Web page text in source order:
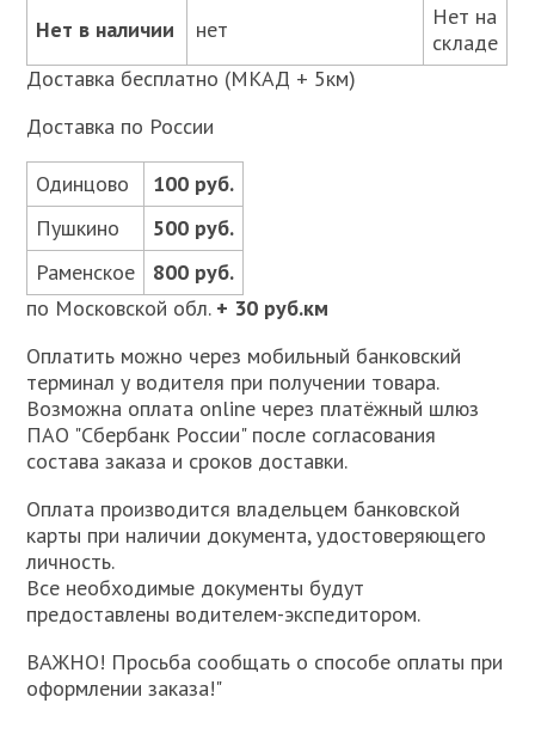
Нет в наличии нет
Нет на
складе
Доставка бесплатно (МКАД + 5км)
Доставка по России
Одинцово
100 руб.
Пушкино
500 руб.
Раменское
800 руб.
по Московской обл. + 30 руб.км
Оплатить можно через мобильный банковский
терминал у водителя при получении товара.
Возможна оплата online через платёжный шлюз
ПАО "Сбербанк России" после согласования
состава заказа и сроков доставки.
Оплата производится владельцем банковской
карты при наличии документа, удостоверяющего
личность.
Все необходимые документы будут
предоставлены водителем-экспедитором.
ВАЖНО! Просьба сообщать о способе оплаты при
оформлении заказа!"